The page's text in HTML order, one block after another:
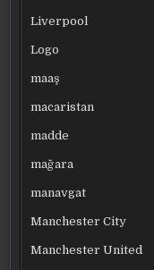
Liverpool
Logo
maaş
macaristan
madde
mağara
manavgat
Manchester City
Manchester United